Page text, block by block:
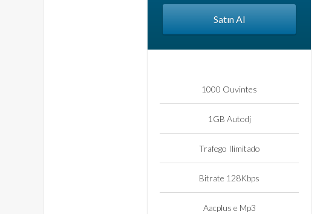
Satın Al
1000 Ouvintes
1GB Autodj
Trafego Ilimitado
Bitrate 128Kbps
Aacplus e Mp3